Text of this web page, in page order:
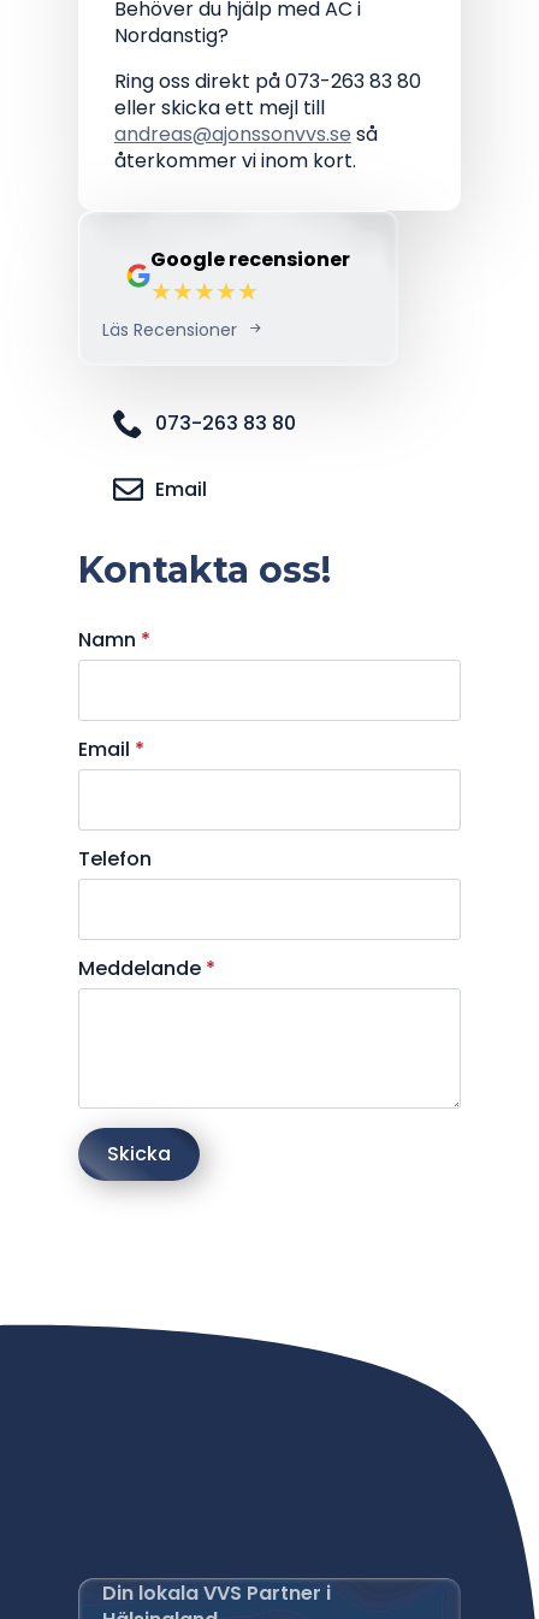
Behöver du hjälp med AC i
Nordanstig?
Ring oss direkt på 073-263 83 80
eller skicka ett mejl till
andreas@ajonssonvvs.se så
återkommer vi inom kort.
Google recensioner
Läs Recensioner
073-263 83 80
Email
Kontakta oss!
Namn *
Email *
Telefon
Meddelande *
Skicka
Din lokala VVS Partner i